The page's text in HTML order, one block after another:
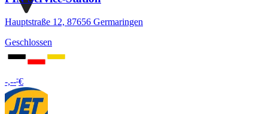
Hauptstraße 12, 87656 Germaringen
Geschlossen
-,---€